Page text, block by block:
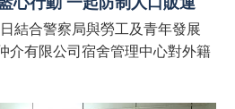
結合警察局與勞工及青年發展
介有限公司宿舍管理中心對外籍
動」、「人口販運案件檢舉專